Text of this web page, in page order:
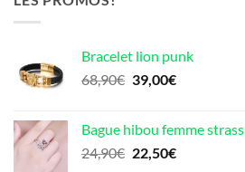
Bracelet lion punk
68,90€ Le
était :
68,90€.
39,00€Le
est :
39,00€.
Bague hibou femme strass
24,90€ Le
22,50€Le